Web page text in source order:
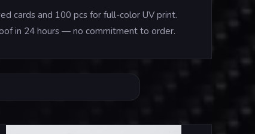
cards and 100 pcs for full-color UV print.
in 24 hours — no commitment to order.